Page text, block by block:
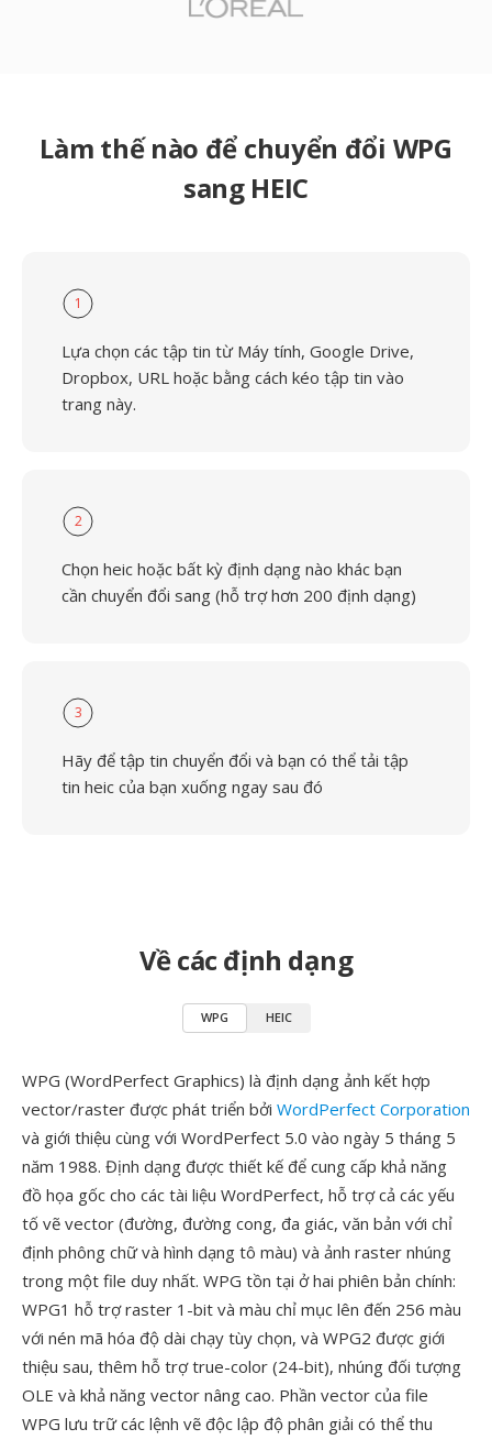
Làm thế nào để chuyển đổi WPG
sang HEIC
1
Lựa chọn các tập tin từ Máy tính, Google Drive,
Dropbox, URL hoặc bằng cách kéo tập tin vào
trang này.
2
Chọn heic hoặc bất kỳ định dạng nào khác bạn
cần chuyển đổi sang (hỗ trợ hơn 200 định dạng)
3
Hãy để tập tin chuyển đổi và bạn có thể tải tập
tin heic của bạn xuống ngay sau đó
Về các định dạng
WPG HEIC
WPG (WordPerfect Graphics) là định dạng ảnh kết hợp
vector/raster được phát triển bởi WordPerfect Corporation
và giới thiệu cùng với WordPerfect 5.0 vào ngày 5 tháng 5
năm 1988. Định dạng được thiết kế để cung cấp khả năng
đồ họa gốc cho các tài liệu WordPerfect, hỗ trợ cả các yếu
tố vẽ vector (đường, đường cong, đa giác, văn bản với chỉ
định phông chữ và hình dạng tô màu) và ảnh raster nhúng
trong một file duy nhất. WPG tồn tại ở hai phiên bản chính:
WPG1 hỗ trợ raster 1-bit và màu chỉ mục lên đến 256 màu
với nén mã hóa độ dài chạy tùy chọn, và WPG2 được giới
thiệu sau, thêm hỗ trợ true-color (24-bit), nhúng đối tượng
OLE và khả năng vector nâng cao. Phần vector của file
WPG lưu trữ các lệnh vẽ độc lập độ phân giải có thể thu